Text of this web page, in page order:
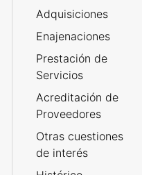
Adquisiciones
Enajenaciones
Prestación de
Servicios
Acreditación de
Proveedores
Otras cuestiones
de interés